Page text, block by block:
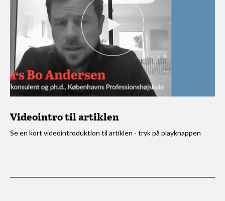
Videointro til artiklen
Se en kort videointroduktion til artiklen - tryk på playknappen